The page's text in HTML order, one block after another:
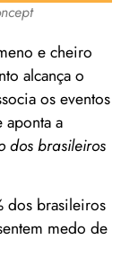
e cheiro
alcança o
os eventos
aponta a
dos brasileiros
dos brasileiros
medo de